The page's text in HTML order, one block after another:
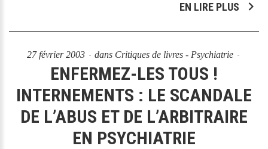
EN LIRE PLUS
27 février 2003 dans Critiques de livres - Psychiatrie
ENFERMEZ-LES TOUS !
INTERNEMENTS : LE SCANDALE
DE L’ABUS ET DE L’ARBITRAIRE
EN PSYCHIATRIE